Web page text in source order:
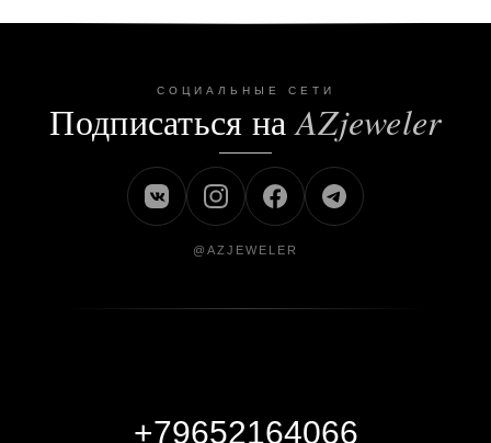
СОЦИАЛЬНЫЕ СЕТИ
Подписаться наAZjeweler
@AZJEWELER
+79652164066